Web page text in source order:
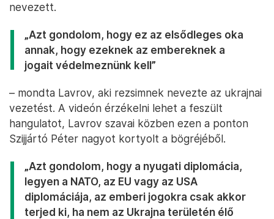
nevezett.
„Azt gondolom, hogy ez az elsődleges oka
annak, hogy ezeknek az embereknek a
jogait védelmeznünk kell”
– mondta Lavrov, aki rezsimnek nevezte az ukrajnai
vezetést. A videón érzékelni lehet a feszült
hangulatot, Lavrov szavai közben ezen a ponton
Szijjártó Péter nagyot kortyolt a bögréjéből.
„Azt gondolom, hogy a nyugati diplomácia,
legyen a NATO, az EU vagy az USA
diplomáciája, az emberi jogokra csak akkor
terjed ki, ha nem az Ukrajna területén élő